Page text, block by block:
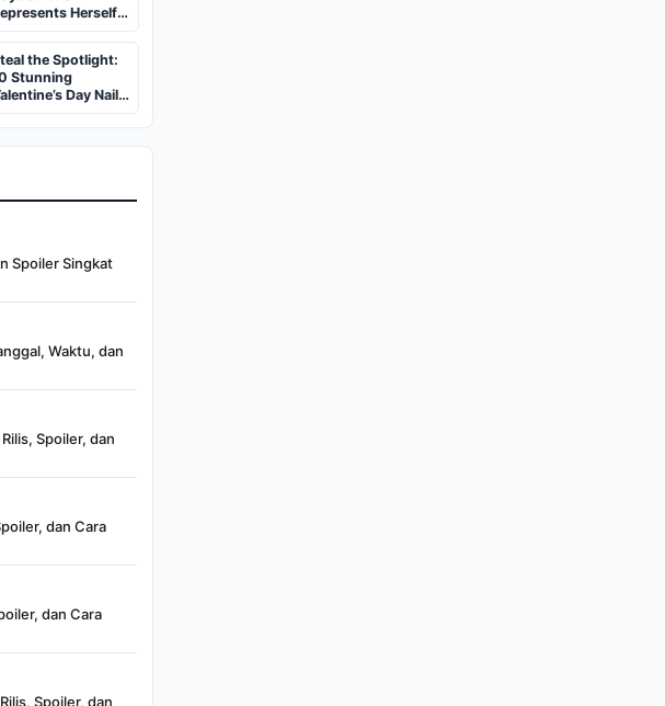
Herself
Fourth Husband's
Trial
the Spotlight:
Stunning
Day Nail
You’ll Love!
Spoiler Singkat
Waktu, dan
Spoiler, dan
dan Cara
dan Cara
Spoiler, dan